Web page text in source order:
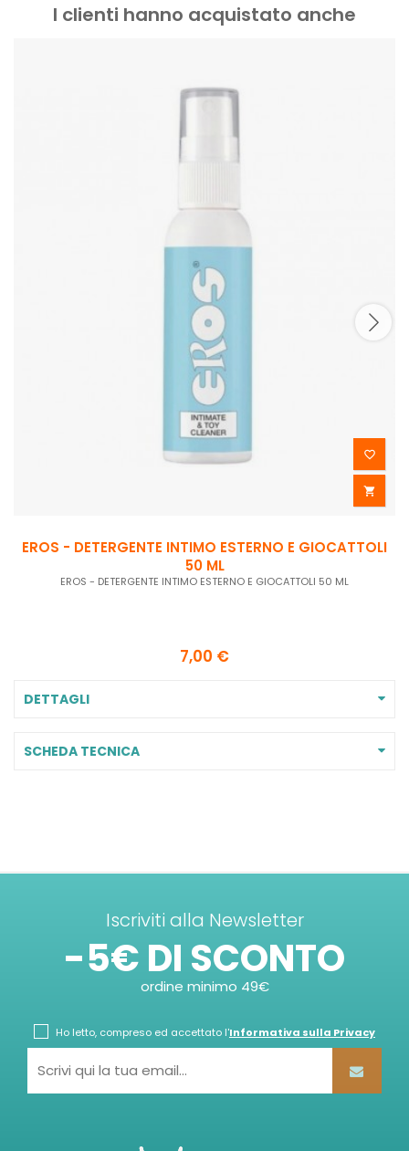
I clienti hanno acquistato anche


EROS - DETERGENTE INTIMO ESTERNO E GIOCATTOLI
50 ML
EROS - DETERGENTE INTIMO ESTERNO E GIOCATTOLI 50 ML
7,00 €
DETTAGLI
SCHEDA TECNICA
Iscriviti alla Newsletter
-5€ DI SCONTO
ordine minimo 49€
Ho letto, compreso ed accettato l'Informativa sulla Privacy